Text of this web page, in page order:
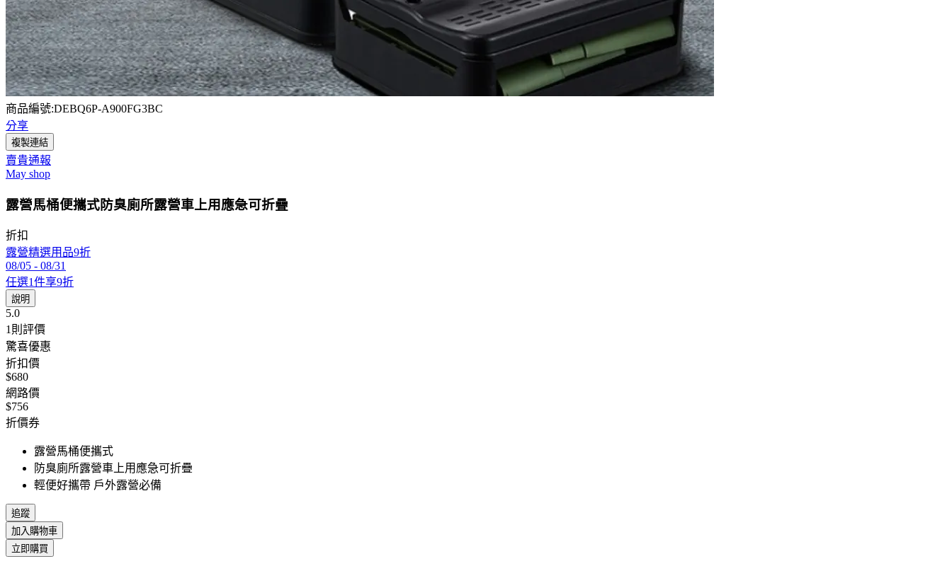
商品編號:DEBQ6P-A900FG3BC
分享
複製連結
賣貴通報
May shop
露營馬桶便攜式防臭廁所露營車上用應急可折疊
折扣
露營精選用品9折
08/05 - 08/31
任選1件享9折
說明
5.0
1則評價
驚喜優惠
折扣價
$680
網路價
$756
折價券
露營馬桶便攜式
防臭廁所露營車上用應急可折疊
輕便好攜帶 戶外露營必備
追蹤
加入購物車
立即購買